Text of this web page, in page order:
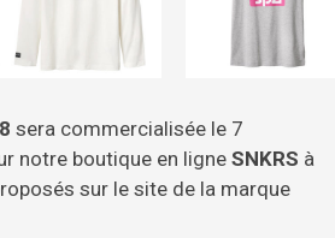
sera commercialisée le 7
notre boutique en ligne SNKRS à
sur le site de la marque